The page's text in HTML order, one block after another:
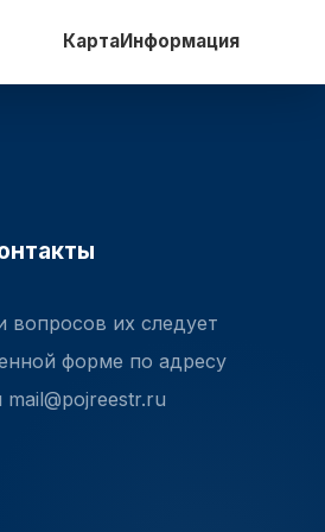
КартаИнформация
вопросов их следует
форме по адресу